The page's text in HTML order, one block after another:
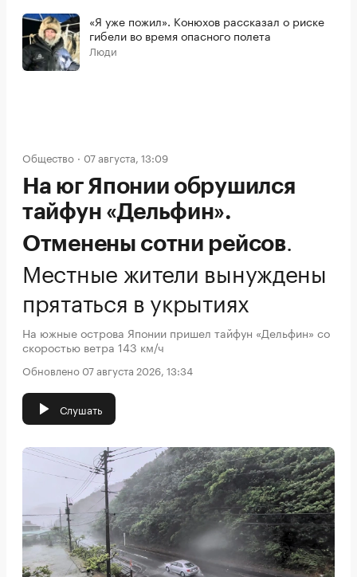
«Я уже пожил». Конюхов рассказал о риске
гибели во время опасного полета
Люди
Общество 07 августа, 13:09
На юг Японии обрушился
тайфун «Дельфин».
Отменены сотни рейсов.
Местные жители вынуждены
прятаться в укрытиях
На южные острова Японии пришел тайфун «Дельфин» со
скоростью ветра 143 км/ч
Обновлено 07 августа 2026, 13:34
Слушать